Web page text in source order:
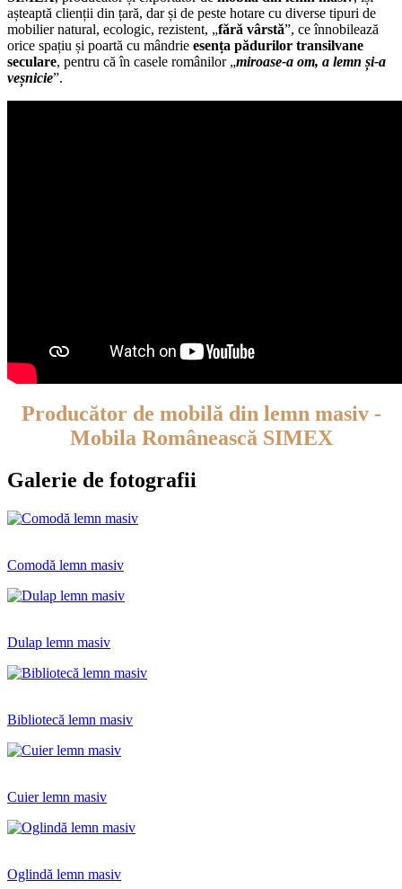
așteaptă clienții din țară, dar și de peste hotare cu diverse tipuri de
mobilier natural, ecologic, rezistent, „fără vârstă”, ce înnobilează
orice spațiu și poartă cu mândrie esența pădurilor transilvane
seculare, pentru că în casele românilor „miroase-a om, a lemn și-a
veșnicie”.
Producător de mobilă din lemn masiv -
Mobila Românească SIMEX
Galerie de fotografii
Comodă lemn masiv
Dulap lemn masiv
Bibliotecă lemn masiv
Cuier lemn masiv
Oglindă lemn masiv